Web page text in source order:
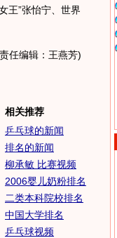
王”张怡宁、世界
任编辑：王燕芳)
相关推荐
乒乓球的新闻
排名的新闻
柳承敏 比赛视频
2006婴儿奶粉排名
二类本科院校排名
中国大学排名
乒乓球视频